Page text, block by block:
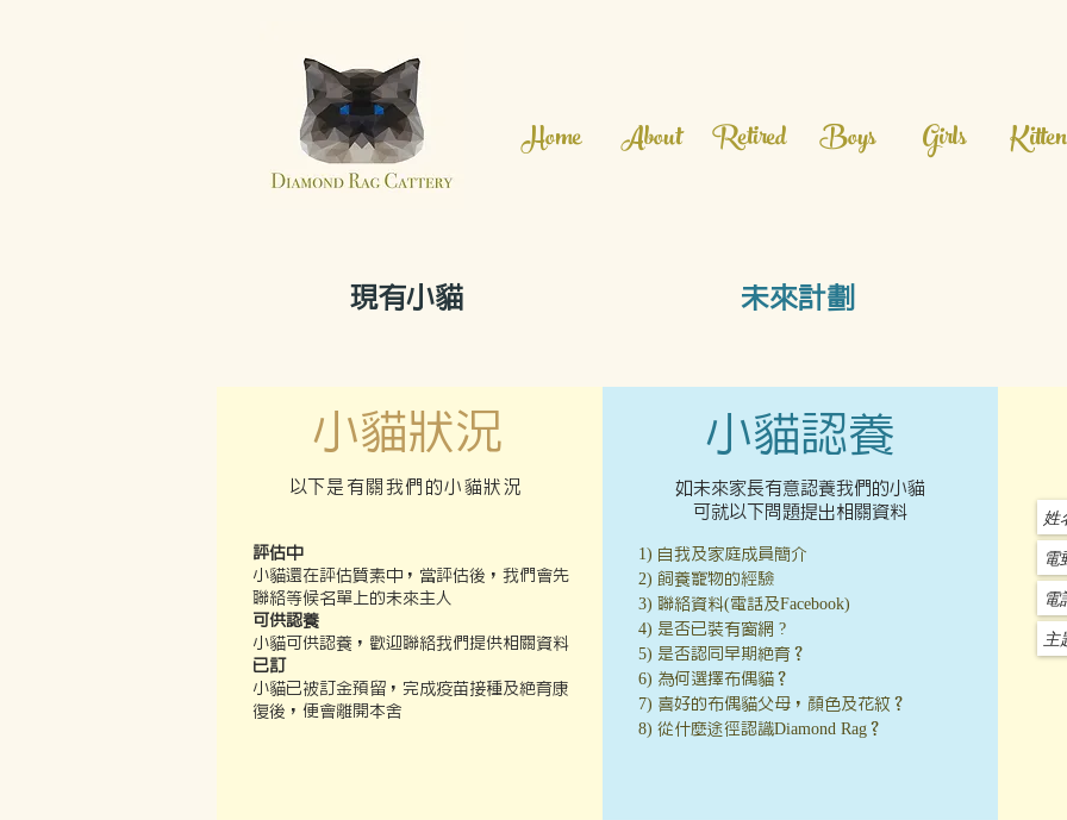
Home About Retired Boys Girls
現有小貓 未來計劃
小貓狀況
​以下是有關我們的小貓狀況
評估中
小貓還在評估質素中，當評估後，我們會先
聯絡等候名單上的未來主人
可供認養
小貓可供認養，歡迎聯絡我們提供相關資料
已訂
小貓已被訂金預留，完成疫苗接種及絕育康
復後，便會離開本舍
小貓認養
如未來家長有意認養我們的小貓
​可就以下問題提出相關資料
1) 自我及家庭成員簡介
2) 飼養寵物的經驗
3) 聯絡資料(電話及Facebook)
4) 是否已裝有窗網 ?
5) 是否認同早期絕育？
6) 為何選擇布偶貓？
7) 喜好的布偶貓父母，顏色及花紋？
8) 從什麼途徑認識Diamond Rag？